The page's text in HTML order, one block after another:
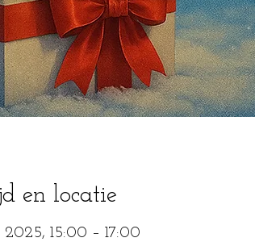
en locatie
2025, 15:00 – 17:00